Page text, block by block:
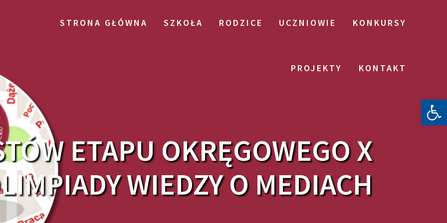
STRONA GŁÓWNA SZKOŁA RODZICE UCZNIOWIE KONKURSY
PROJEKTY KONTAKT
ETAPU OKRĘGOWEGO X
WIEDZY O MEDIACH